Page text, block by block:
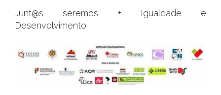
Junt@s seremos + Igualdade e
Desenvolvimento